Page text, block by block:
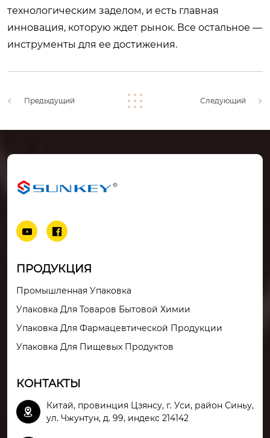
технологическим заделом, и есть главная
инновация, которую ждет рынок. Все остальное —
инструменты для ее достижения.
Предыдущий Следующий
 
ПРОДУКЦИЯ
Промышленная Упаковка
Упаковка Для Товаров Бытовой Химии
Упаковка Для Фармацевтической Продукции
Упаковка Для Пищевых Продуктов
КОНТАКТЫ

Китай, провинция Цзянсу, г. Уси, район Синьу,
ул. Чжунтун, д. 99, индекс 214142